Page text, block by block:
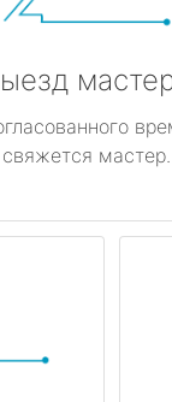
свяжется мастер.